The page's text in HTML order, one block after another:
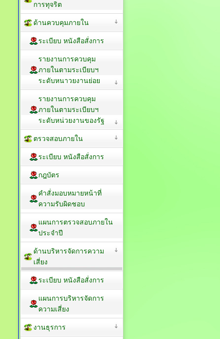
การทุจริต
ด้านควบคุมภายใน
ระเบียบ หนังสือสั่งการ
รายงานการควบคุม
ภายในตามระเบียบฯ
ระดับหนาวยงานย่อย
รายงานการควบคุม
ภายในตามระเบียบฯ
ระดับหน่วยงานของรัฐ
ตรวจสอบภายใน
ระเบียบ หนังสือสั่งการ
กฎบัตร
คำสั่งมอบหมายหน้าที่
ความรับผิดชอบ
แผนการตรวจสอบภายใน
ประจำปี
ด้านบริหารจัดการความ
เสี่ยง
ระเบียบ หนังสือสั่งการ
แผนการบริหารจัดการ
ความเสี่ยง
งานธุรการ